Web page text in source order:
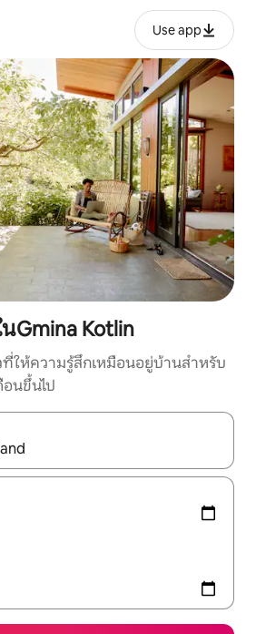
Use app
Gmina Kotlin
ให้ความรู้สึกเหมือนอยู่บ้านสำหรับ
อนขึ้นไป
ารสัมผัสหรือปัด เพื่อสำรวจผลการค้นหา